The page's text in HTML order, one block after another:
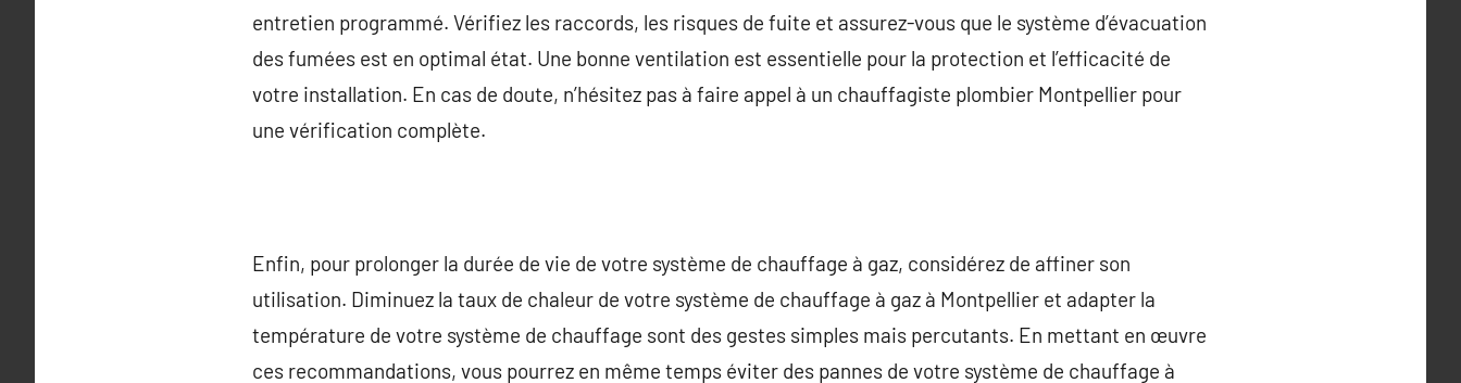
entretien programmé. Vérifiez les raccords, les risques de fuite et assurez-vous que le système d’évacuation
des fumées est en optimal état. Une bonne ventilation est essentielle pour la protection et l’efficacité de
votre installation. En cas de doute, n’hésitez pas à faire appel à un chauffagiste plombier Montpellier pour
une vérification complète.
Enfin, pour prolonger la durée de vie de votre système de chauffage à gaz, considérez de affiner son
utilisation. Diminuez la taux de chaleur de votre système de chauffage à gaz à Montpellier et adapter la
température de votre système de chauffage sont des gestes simples mais percutants. En mettant en œuvre
ces recommandations, vous pourrez en même temps éviter des pannes de votre système de chauffage à